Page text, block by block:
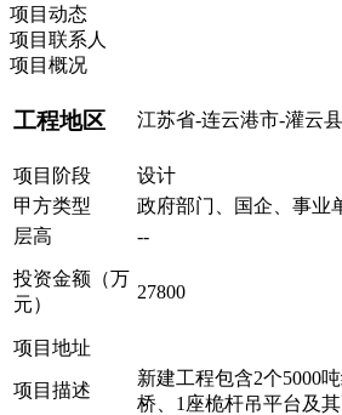
项目动态
项目联系人
项目概况
工程地区 江苏省-连云港市-灌云县
项目阶段 设计
甲方类型
政府部门、国企、事业
层高
--
投资金额（万
元）
27800
项目地址
项目描述
新建工程包含2个5000
桥、1座桅杆吊平台及